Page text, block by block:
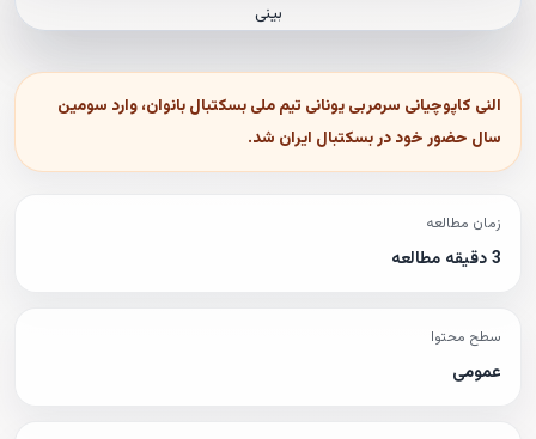
النی کاپوچیانی سرمربی یونانی تیم ملی بسکتبال بانوان، وارد سومین
سال حضور خود در بسکتبال ایران شد.
زمان مطالعه
3 دقیقه مطالعه
سطح محتوا
عمومی